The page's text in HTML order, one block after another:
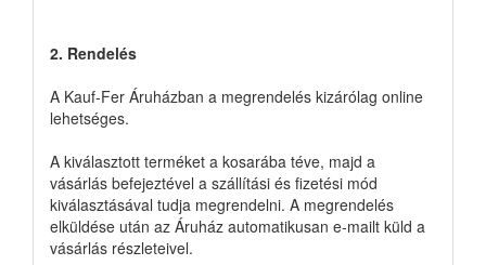
2. Rendelés
A Kauf-Fer Áruházban a megrendelés kizárólag online
lehetséges.
A kiválasztott terméket a kosarába téve, majd a
vásárlás befejeztével a szállítási és fizetési mód
kiválasztásával tudja megrendelni. A megrendelés
elküldése után az Áruház automatikusan e-mailt küld a
vásárlás részleteivel.